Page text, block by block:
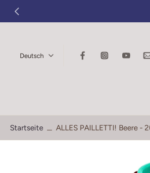
Zum
Inhalt
Deutsch
Startseite ALLES PAILLETTI! Beere -